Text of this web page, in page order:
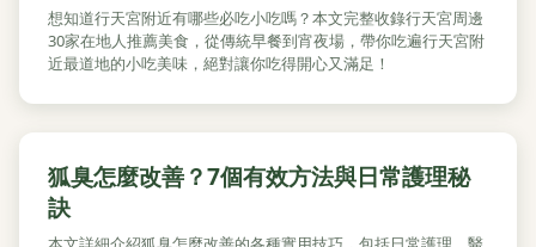
想知道行天宮附近有哪些必吃小吃嗎？本文完整收錄行天宮周邊
30家在地人推薦美食，從傳統早餐到宵夜場，帶你吃遍行天宮附
近最道地的小吃美味，絕對讓你吃得開心又滿足！
狐臭怎麼改善？7個有效方法與日常護理秘
訣